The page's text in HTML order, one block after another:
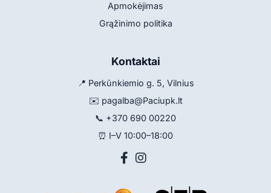
Apmokėjimas
Grąžinimo politika
Kontaktai
📍 Perkūnkiemio g. 5, Vilnius
✉️ pagalba@Paciupk.lt
📞 +370 690 00220
⏰ I–V 10:00–18:00